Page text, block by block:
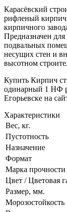
Карасёвский
рифленый кирпич
кирпичного
Предназначен
подвальных
несущих стен и
высотном
Купить Кирпич
одинарный 1 НФ
Егорьевске на
Характеристики
Вес, кг.
Пустотность
Назначение
Формат
Марка прочности
Цвет / Цветовая
Размер, мм.
Морозостойкость